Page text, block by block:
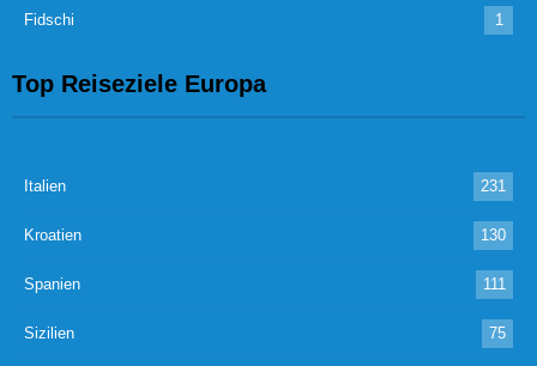
Fidschi 1
Top Reiseziele Europa
Italien 231
Kroatien 130
Spanien 111
Sizilien 75